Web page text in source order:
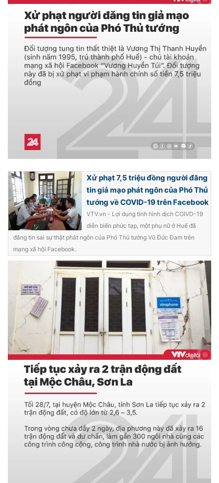
Ðiện thoại Thời báo VTV:024.66 897 897
Email:toasoan@vtv.vn
Liên hệ quảng cáo:024-7300.7108
® Cấm sao chép dưới mọi hình thức nếu không có sự chấp
thuận bằng văn bản. Ghi rõ nguồn VTV.vn khi phát hành lại
thông tin từ website này.
Xử phạt 7,5 triệu đồng người đăng
tin giả mạo phát ngôn của Phó Thủ
tướng về COVID-19 trên Facebook
VTV.vn - Lợi dụng tình hình dịch COIVD-19
diễn biến phức tạp, một phụ nữ ở Huế đã
đăng tin sai sự thật phát ngôn của Phó Thủ tướng Vũ Đức Đam trên
mạng xã hội Facebook.